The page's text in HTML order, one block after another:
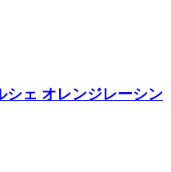
シェ オレンジレーシン